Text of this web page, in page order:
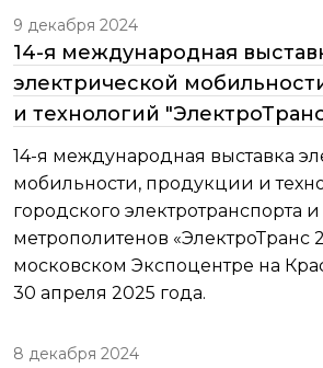
9 декабря 2024
14-я международная
электрической
и технологий
14-я международная выставка
мобильности, продукции и
городского электротранспорта и
метрополитенов «ЭлектроТранс
московском Экспоцентре на
30 апреля 2025 года.
8 декабря 2024